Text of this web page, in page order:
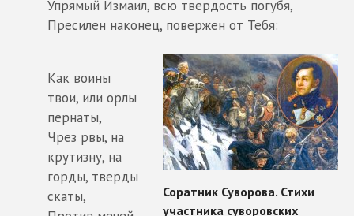
Упрямый Измаил, всю твердость погубя,
Пресилен наконец, повержен от Тебя:
Как воины
твои, или орлы
пернаты,
Чрез рвы, на
крутизну, на
горды, тверды
скаты,